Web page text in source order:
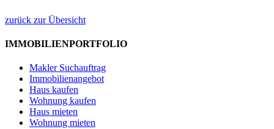
zurück zur Übersicht
IMMOBILIENPORTFOLIO
Makler Suchauftrag
Immobilienangebot
Haus kaufen
Wohnung kaufen
Haus mieten
Wohnung mieten